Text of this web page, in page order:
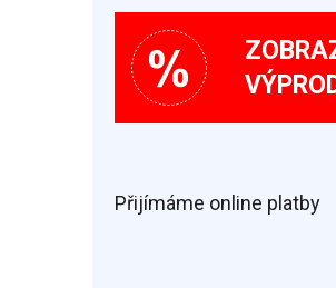
Přijímáme online platby